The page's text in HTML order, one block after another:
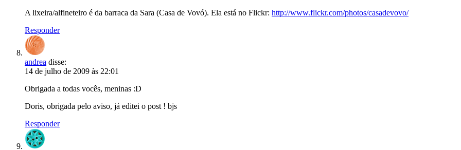
A lixeira/alfineteiro é da barraca da Sara (Casa de Vovó). Ela está no Flickr: http://www.flickr.com/photos/casadevovo/
Responder
andrea disse:
14 de julho de 2009 às 22:01
Obrigada a todas vocês, meninas :D
Doris, obrigada pelo aviso, já editei o post ! bjs
Responder